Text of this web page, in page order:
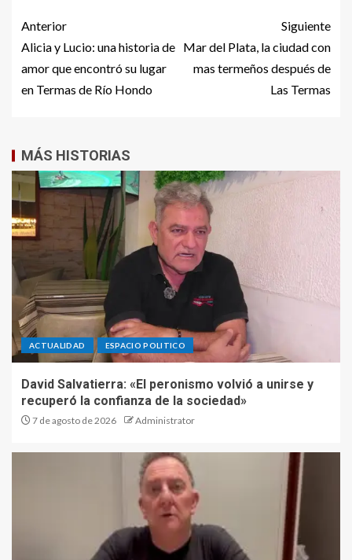
Anterior
Alicia y Lucio: una historia de
amor que encontró su lugar
en Termas de Río Hondo
Siguiente
Mar del Plata, la ciudad con
mas termeños después de
Las Termas
MÁS HISTORIAS
ACTUALIDAD ESPACIO POLITICO
David Salvatierra: «El peronismo volvió a unirse y
recuperó la confianza de la sociedad»
7 de agosto de 2026 Administrator